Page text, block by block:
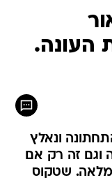
העונה.
ונאלץ
וגם זה רק אם
מלאה. שטקוס